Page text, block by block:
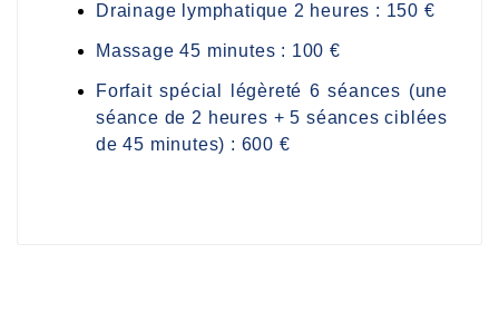
Drainage lymphatique 2 heures : 150 €
Massage 45 minutes : 100 €
Forfait spécial légèreté 6 séances (une
séance de 2 heures + 5 séances ciblées
de 45 minutes) : 600 €